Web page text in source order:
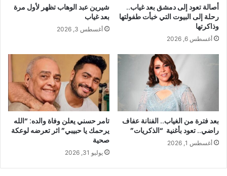
أصالة تعود إلى دمشق بعد غياب..
رحلة إلى البيوت التي خبأت طفولتها
وذاكرتها
أغسطس 6, 2026
شيرين عبد الوهاب تظهر لأول مرة
بعد غياب
أغسطس 3, 2026
بعد فترة من الغياب.. الفنانة عفاف
راضي.. تعود بأغنية “الذكريات”
أغسطس 1, 2026
تامر حسني يعلن وفاة والده: “الله
يرحمك يا حبيبي” اثر تعرضه لوعكة
صحية
يوليو 31, 2026